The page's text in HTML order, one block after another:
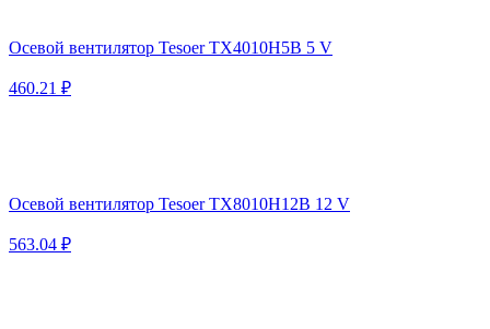
Осевой вентилятор Tesoer TX4010H5B 5 V
460.21 ₽
Осевой вентилятор Tesoer TX8010H12B 12 V
563.04 ₽